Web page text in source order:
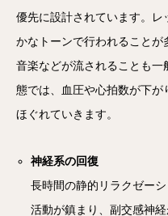
優先に設計されています。
かなトーンで行われること
音楽などが流されることも
態では、血圧や心拍数が下
ほぐれていきます。
神経系の回復
長時間の静的リラクゼー
活動が鎮まり、副交感神